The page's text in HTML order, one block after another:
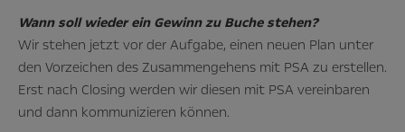
Wann soll wieder ein Gewinn zu Buche stehen?
Wir stehen jetzt vor der Aufgabe, einen neuen Plan unter
den Vorzeichen des Zusammengehens mit PSA zu erstellen.
Erst nach Closing werden wir diesen mit PSA vereinbaren
und dann kommunizieren können.